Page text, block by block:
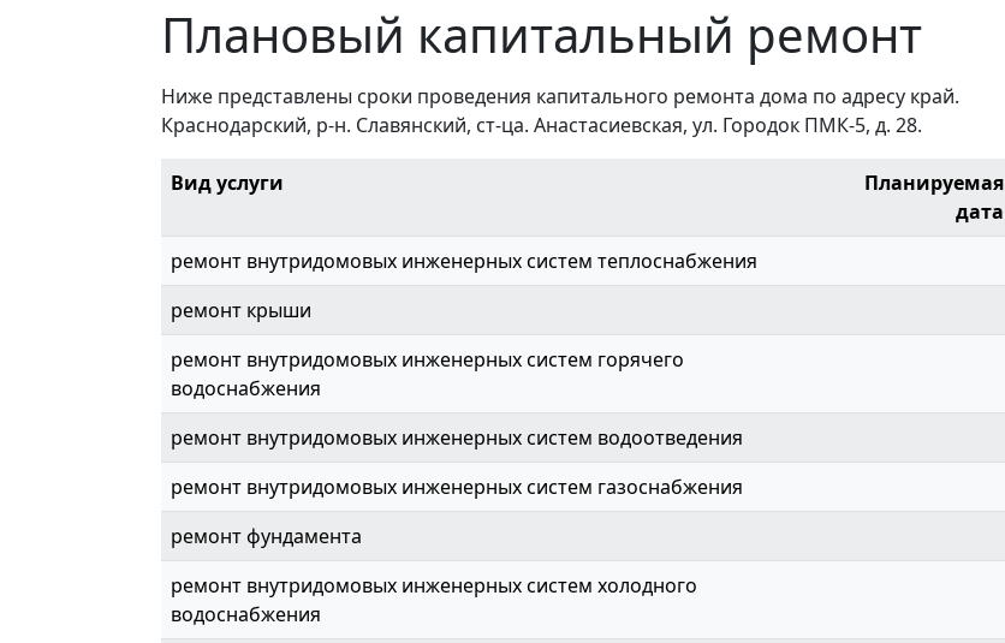
Плановый капитальный ремонт
Ниже представлены сроки проведения капитального ремонта дома по адресу край.
Краснодарский, р-н. Славянский, ст-ца. Анастасиевская, ул. Городок ПМК-5, д. 28.
Вид услуги
Планируемая
дата
ремонт внутридомовых инженерных систем теплоснабжения
ремонт крыши
ремонт внутридомовых инженерных систем горячего
водоснабжения
ремонт внутридомовых инженерных систем водоотведения
ремонт внутридомовых инженерных систем газоснабжения
ремонт фундамента
ремонт внутридомовых инженерных систем холодного
водоснабжения